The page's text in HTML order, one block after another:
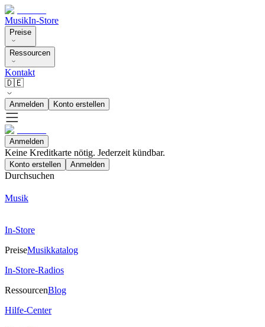
MusikIn-Store
Preise
Ressourcen
Kontakt
🇩🇪
Anmelden Konto erstellen
Anmelden
Keine Kreditkarte nötig. Jederzeit kündbar.
Konto erstellen Anmelden
Durchsuchen
Musik
In-Store
PreiseMusikkatalog
In-Store-Radios
RessourcenBlog
Hilfe-Center